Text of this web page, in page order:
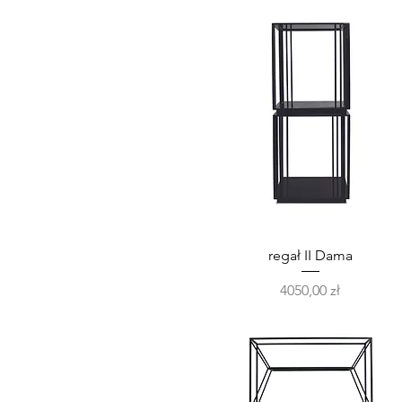
Podgląd
regał II Dama
Cena
4050,00 zł